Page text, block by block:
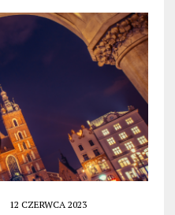
12 CZERWCA 2023